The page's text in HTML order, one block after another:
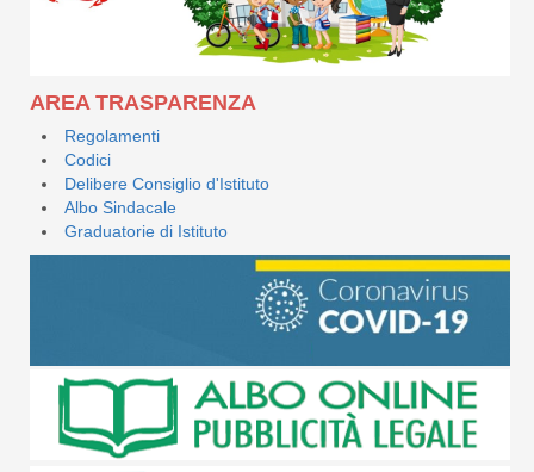
AREA TRASPARENZA
Regolamenti
Codici
Delibere Consiglio d'Istituto
Albo Sindacale
Graduatorie di Istituto